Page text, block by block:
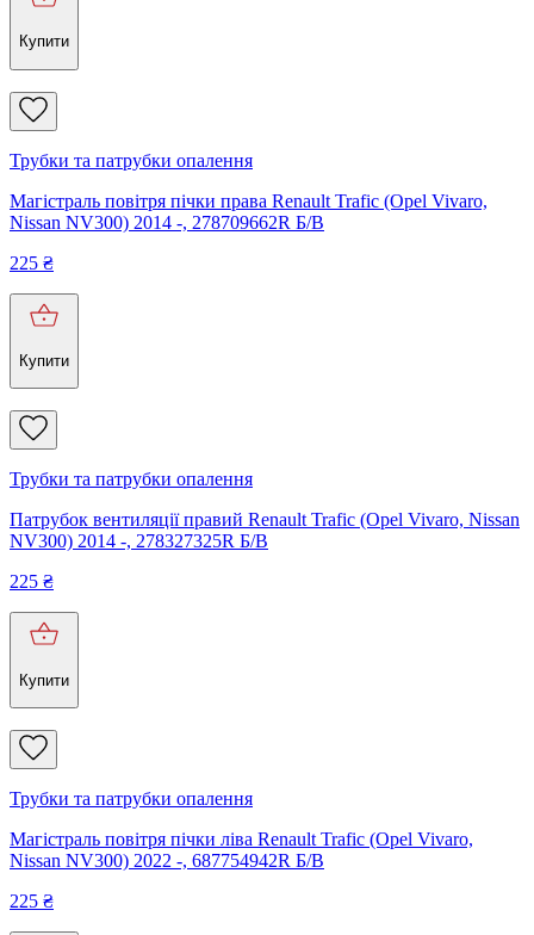
Купити
Трубки та патрубки опалення
Магістраль повітря пічки права Renault Trafic (Opel Vivaro,
Nissan NV300) 2014 -, 278709662R Б/В
225 ₴
Купити
Трубки та патрубки опалення
Патрубок вентиляції правий Renault Trafic (Opel Vivaro, Nissan
NV300) 2014 -, 278327325R Б/В
225 ₴
Купити
Трубки та патрубки опалення
Магістраль повітря пічки ліва Renault Trafic (Opel Vivaro,
Nissan NV300) 2022 -, 687754942R Б/В
225 ₴